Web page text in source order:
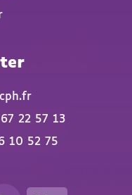
22 57 13
10 52 75